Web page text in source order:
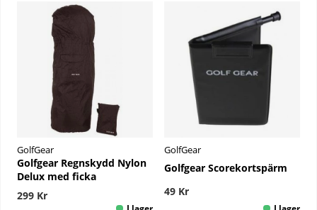
GolfGear
Golfgear Regnskydd Nylon
Delux med ficka
299 Kr
GolfGear
Golfgear Scorekortspärm
49 Kr